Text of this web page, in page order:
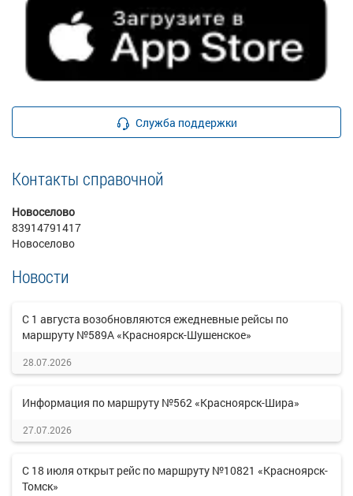
Служба поддержки
Контакты справочной
Новоселово
83914791417
Новоселово
Новости
С 1 августа возобновляются ежедневные рейсы по
маршруту №589А «Красноярск-Шушенское»
28.07.2026
Информация по маршруту №562 «Красноярск-Шира»
27.07.2026
С 18 июля открыт рейс по маршруту №10821 «Красноярск-
Томск»